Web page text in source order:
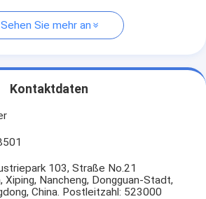
Sehen Sie mehr an
Kontaktdaten
103, Straße No.21
Xiping, Nancheng, Dongguan-Stadt,
China. Postleitzahl: 523000